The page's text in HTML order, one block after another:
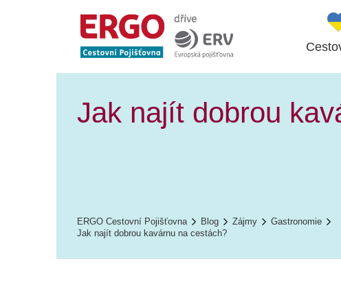
Jak najít dobrou
ERGO Cestovní Pojišťovna Blog Zájmy
Gastronomie
Jak najít dobrou kavárnu na cestách?